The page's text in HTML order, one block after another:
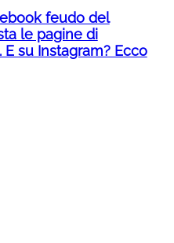
feudo del
le pagine di
su Instagram? Ecco